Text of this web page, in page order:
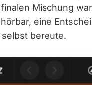
Mischung
eine
bereute.